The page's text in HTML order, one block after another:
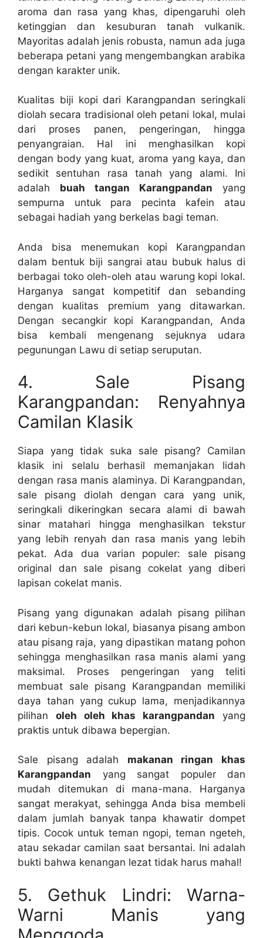
aroma dan rasa yang khas, dipengaruhi oleh
ketinggian dan kesuburan tanah vulkanik.
Mayoritas adalah jenis robusta, namun ada juga
beberapa petani yang mengembangkan arabika
dengan karakter unik.
Kualitas biji kopi dari Karangpandan seringkali
diolah secara tradisional oleh petani lokal, mulai
dari proses panen, pengeringan, hingga
penyangraian. Hal ini menghasilkan kopi
dengan body yang kuat, aroma yang kaya, dan
sedikit sentuhan rasa tanah yang alami. Ini
adalah buah tangan Karangpandan yang
sempurna untuk para pecinta kafein atau
sebagai hadiah yang berkelas bagi teman.
Anda bisa menemukan kopi Karangpandan
dalam bentuk biji sangrai atau bubuk halus di
berbagai toko oleh-oleh atau warung kopi lokal.
Harganya sangat kompetitif dan sebanding
dengan kualitas premium yang ditawarkan.
Dengan secangkir kopi Karangpandan, Anda
bisa kembali mengenang sejuknya udara
pegunungan Lawu di setiap seruputan.
4. Sale Pisang
Karangpandan: Renyahnya
Camilan Klasik
Siapa yang tidak suka sale pisang? Camilan
klasik ini selalu berhasil memanjakan lidah
dengan rasa manis alaminya. Di Karangpandan,
sale pisang diolah dengan cara yang unik,
seringkali dikeringkan secara alami di bawah
sinar matahari hingga menghasilkan tekstur
yang lebih renyah dan rasa manis yang lebih
pekat. Ada dua varian populer: sale pisang
original dan sale pisang cokelat yang diberi
lapisan cokelat manis.
Pisang yang digunakan adalah pisang pilihan
dari kebun-kebun lokal, biasanya pisang ambon
atau pisang raja, yang dipastikan matang pohon
sehingga menghasilkan rasa manis alami yang
maksimal. Proses pengeringan yang teliti
membuat sale pisang Karangpandan memiliki
daya tahan yang cukup lama, menjadikannya
pilihan oleh oleh khas karangpandan yang
praktis untuk dibawa bepergian.
Sale pisang adalah makanan ringan khas
Karangpandan yang sangat populer dan
mudah ditemukan di mana-mana. Harganya
sangat merakyat, sehingga Anda bisa membeli
dalam jumlah banyak tanpa khawatir dompet
tipis. Cocok untuk teman ngopi, teman ngeteh,
atau sekadar camilan saat bersantai. Ini adalah
bukti bahwa kenangan lezat tidak harus mahal!
5. Gethuk Lindri: Warna-
Warni Manis yang